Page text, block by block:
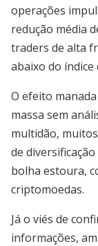
operações
redução média
traders de alta
abaixo do índice
O efeito
massa sem
multidão,
de
bolha estoura,
criptomoedas.
Já o viés de
informações,